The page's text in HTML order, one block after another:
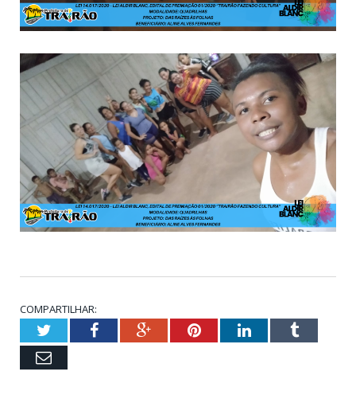
COMPARTILHAR:
TwitterFacebookGoogle+PinterestLinkedInTumblr
Email